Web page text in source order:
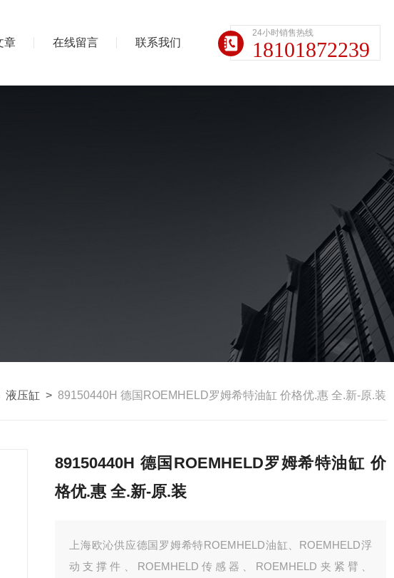
章 在线留言 联系我们
24小时销售热线
18101872239
液压缸 > 89150440H 德国ROEMHELD罗姆希特油缸 价格优.惠 全.新-原.装
89150440H 德国ROEMHELD罗姆希特油缸 价
格优.惠 全.新-原.装
上海欧沁供应德国罗姆希特ROEMHELD油缸、ROEMHELD浮
动支撑件、ROEMHELD传感器、ROEMHELD夹紧臂、